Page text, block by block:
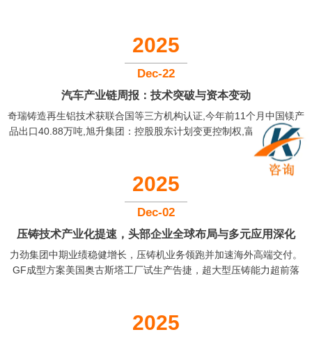
2025
Dec-22
汽车产业链周报：技术突破与资本变动
奇瑞铸造再生铝技术获联合国等三方机构认证,今年前11个月中国镁产
品出口40.88万吨,旭升集团：控股股东计划变更控制权,富士康将全面
2025
Dec-02
压铸技术产业化提速，头部企业全球布局与多元应用深化
力劲集团中期业绩稳健增长，压铸机业务领跑并加速海外高端交付。
GF成型方案美国奥古斯塔工厂试生产告捷，超大型压铸能力超前落
著。美利信科技联手钜量创新绿能，合资开拓服务器液冷关键零部件
市场。...
2025